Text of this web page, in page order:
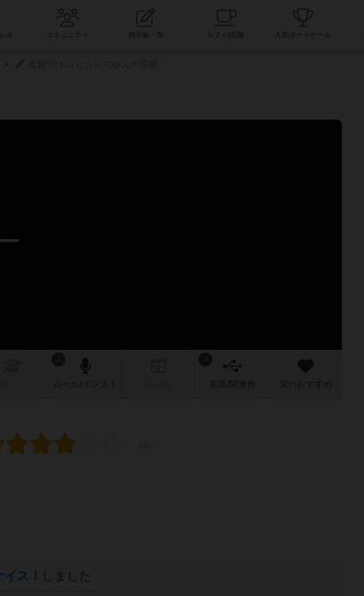
コミュニティ
作 次のおすすめ
イス！ しました